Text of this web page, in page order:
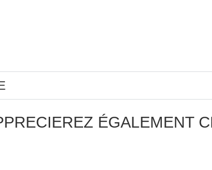
ÉGALEMENT